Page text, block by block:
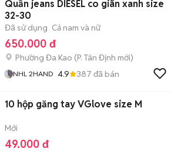
Quần jeans DIESEL co giãn xanh size
32-30
Đã sử dụng Cả nam và nữ
650.000 đ
Phường Đa Kao (P. Tân Định mới)
NHL 2HAND 4.9 387 đã bán
10 hộp găng tay VGlove size M
Mới
49.000 đ